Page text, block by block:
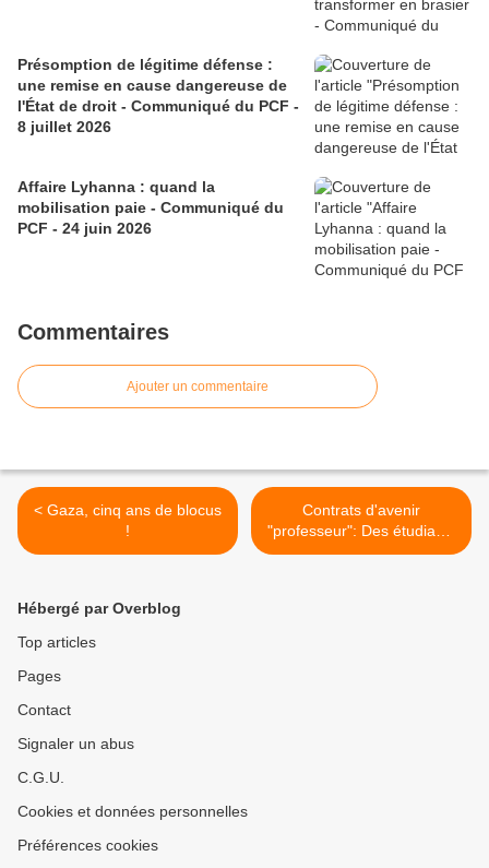
Présomption de légitime défense :
une remise en cause dangereuse de
l'État de droit - Communiqué du PCF -
8 juillet 2026
Affaire Lyhanna : quand la
mobilisation paie - Communiqué du
PCF - 24 juin 2026
Commentaires
Ajouter un commentaire
< Gaza, cinq ans de blocus
!
Contrats d'avenir
"professeur": Des étudiants
précaires pour remplacer
Hébergé par Overblog
Top articles
Pages
Contact
Signaler un abus
C.G.U.
Cookies et données personnelles
Préférences cookies